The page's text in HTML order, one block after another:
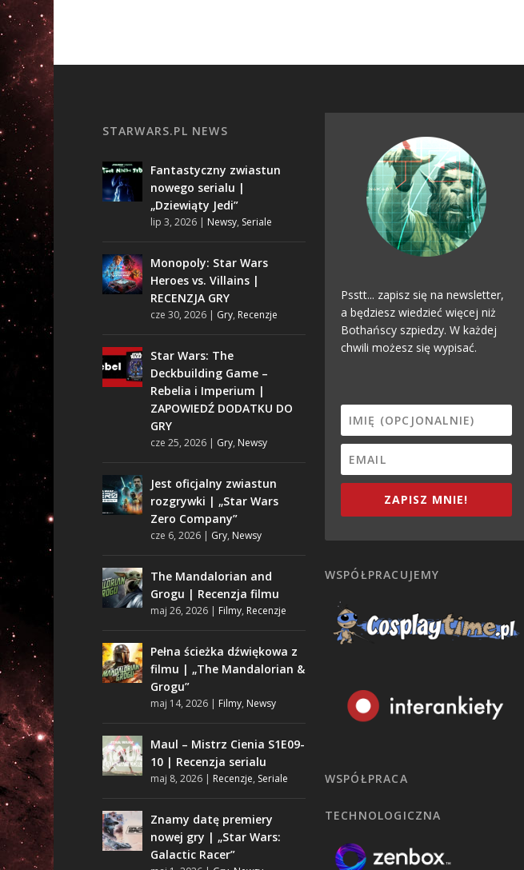
STARWARS.PL NEWS
Fantastyczny zwiastun
nowego serialu |
„Dziewiąty Jedi”
lip 3, 2026| Newsy, Seriale
Monopoly: Star Wars
Heroes vs. Villains |
RECENZJA GRY
cze 30, 2026| Gry, Recenzje
Star Wars: The
Deckbuilding Game –
Rebelia i Imperium |
ZAPOWIEDŹ DODATKU DO
GRY
cze 25, 2026| Gry, Newsy
Jest oficjalny zwiastun
rozgrywki | „Star Wars
Zero Company”
cze 6, 2026| Gry, Newsy
The Mandalorian and
Grogu | Recenzja filmu
maj 26, 2026| Filmy, Recenzje
Pełna ścieżka dźwiękowa z
filmu | „The Mandalorian &
Grogu”
maj 14, 2026| Filmy, Newsy
Maul – Mistrz Cienia S1E09-
10 | Recenzja serialu
maj 8, 2026| Recenzje, Seriale
Znamy datę premiery
nowej gry | „Star Wars:
Galactic Racer”
Psstt... zapisz się na newsletter,
a będziesz wiedzieć więcej niż
Bothańscy szpiedzy. W każdej
chwili możesz się wypisać.
ZAPISZ MNIE!
WSPÓŁPRACUJEMY
WSPÓŁPRACA
TECHNOLOGICZNA